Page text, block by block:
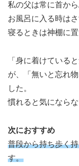
私の父は常に首か
お風呂に入る時は
寝るときは神棚に
「身に着けている
が、「無いと忘れ
した。
慣れると気にならな
次におすすめ
普段から持ち歩く
す。